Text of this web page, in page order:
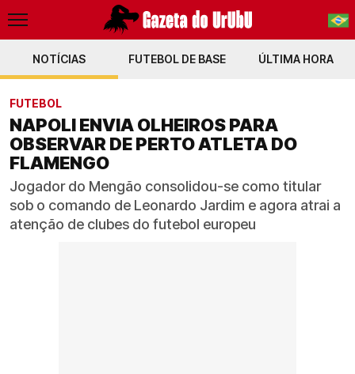
PT-BR
NOTÍCIAS FUTEBOL DE BASE ÚLTIMA HORA
FUTEBOL
NAPOLI ENVIA OLHEIROS PARA
OBSERVAR DE PERTO ATLETA DO
FLAMENGO
Jogador do Mengão consolidou-se como titular
sob o comando de Leonardo Jardim e agora atrai a
atenção de clubes do futebol europeu